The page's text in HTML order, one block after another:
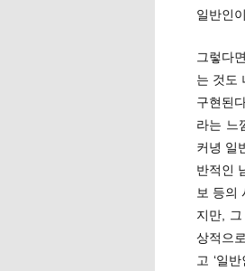
일반인
그렇다
는 것도
구현된
라는 느
커녕 일
반적인
보 등의
지만,
상적으
고 ‘일